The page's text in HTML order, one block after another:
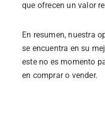
que ofrecen un valor
En resumen, nuestra
se encuentra en su
este no es momento
en comprar o vender.